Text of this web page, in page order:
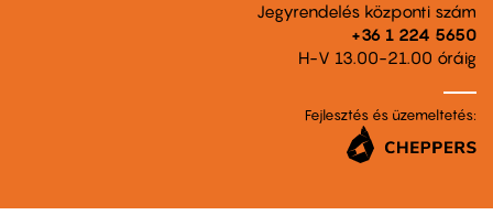
Jegyrendelés központi szám
+36 1 224 5650
H-V 13.00-21.00 óráig
Fejlesztés és üzemeltetés: